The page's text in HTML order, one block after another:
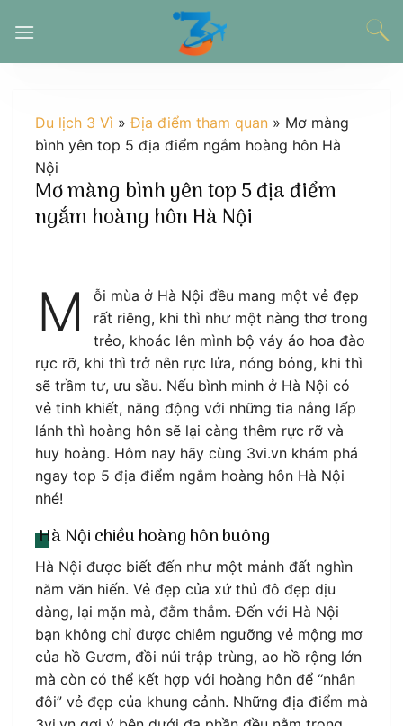
đến
Du lịch 3 Vì »Địa điểm tham quan » Mơ màng
bình yên top 5 địa điểm ngắm hoàng hôn Hà
Nội
Mơ màng bình yên top 5 địa điểm
ngắm hoàng hôn Hà Nội
M
ỗi mùa ở Hà Nội đều mang một vẻ đẹp
rất riêng, khi thì như một nàng thơ trong
trẻo, khoác lên mình bộ váy áo hoa đào
rực rỡ, khi thì trở nên rực lửa, nóng bỏng, khi thì
sẽ trầm tư, ưu sầu. Nếu bình minh ở Hà Nội có
vẻ tinh khiết, năng động với những tia nắng lấp
lánh thì hoàng hôn sẽ lại càng thêm rực rỡ và
huy hoàng. Hôm nay hãy cùng 3vi.vn khám phá
ngay top 5 địa điểm ngắm hoàng hôn Hà Nội
nhé!
Hà Nội chiều hoàng hôn buông
Hà Nội được biết đến như một mảnh đất nghìn
năm văn hiến. Vẻ đẹp của xứ thủ đô đẹp dịu
dàng, lại mặn mà, đằm thắm. Đến với Hà Nội
bạn không chỉ được chiêm ngưỡng vẻ mộng mơ
của hồ Gươm, đồi núi trập trùng, ao hồ rộng lớn
mà còn có thể kết hợp với hoàng hôn để “nhân
đôi” vẻ đẹp của khung cảnh. Những địa điểm mà